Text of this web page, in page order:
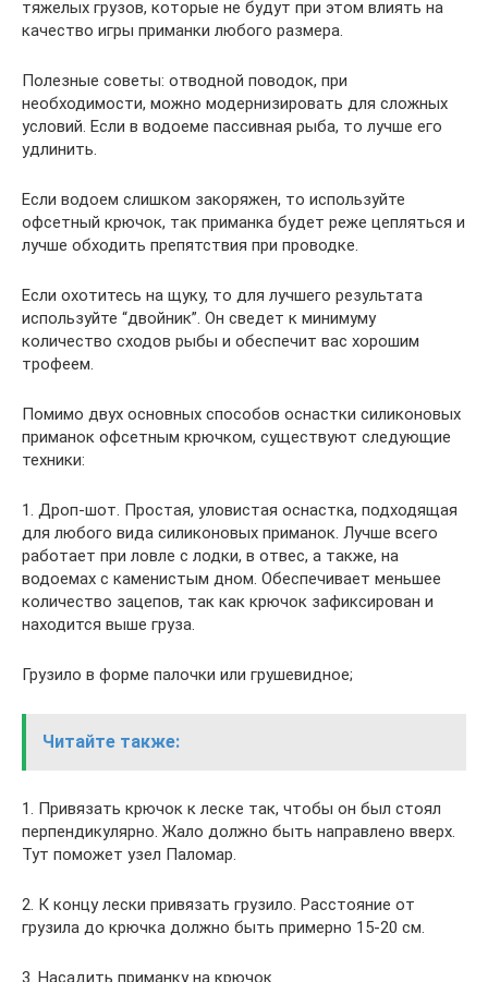
тяжелых грузов, которые не будут при этом влиять на
качество игры приманки любого размера.
Полезные советы: отводной поводок, при
необходимости, можно модернизировать для сложных
условий. Если в водоеме пассивная рыба, то лучше его
удлинить.
Если водоем слишком закоряжен, то используйте
офсетный крючок, так приманка будет реже цепляться и
лучше обходить препятствия при проводке.
Если охотитесь на щуку, то для лучшего результата
используйте “двойник”. Он сведет к минимуму
количество сходов рыбы и обеспечит вас хорошим
трофеем.
Помимо двух основных способов оснастки силиконовых
приманок офсетным крючком, существуют следующие
техники:
1. Дроп-шот. Простая, уловистая оснастка, подходящая
для любого вида силиконовых приманок. Лучше всего
работает при ловле с лодки, в отвес, а также, на
водоемах с каменистым дном. Обеспечивает меньшее
количество зацепов, так как крючок зафиксирован и
находится выше груза.
Грузило в форме палочки или грушевидное;
Читайте также:
1. Привязать крючок к леске так, чтобы он был стоял
перпендикулярно. Жало должно быть направлено вверх.
Тут поможет узел Паломар.
2. К концу лески привязать грузило. Расстояние от
грузила до крючка должно быть примерно 15-20 см.
3. Насадить приманку на крючок.